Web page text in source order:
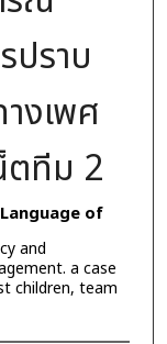
ราบ
งเพศ
ตทีม 2
of
and
a case
children, team